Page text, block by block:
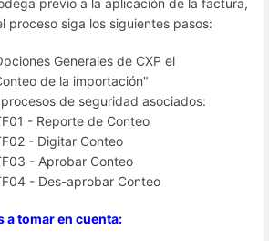
proceso siga los siguientes pasos:
Generales de CXP el
de la importación"
de seguridad asociados:
- Reporte de Conteo
- Digitar Conteo
- Aprobar Conteo
- Des-aprobar Conteo
a tomar en cuenta: